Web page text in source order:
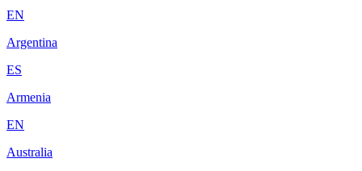
EN
Argentina
ES
Armenia
EN
Australia